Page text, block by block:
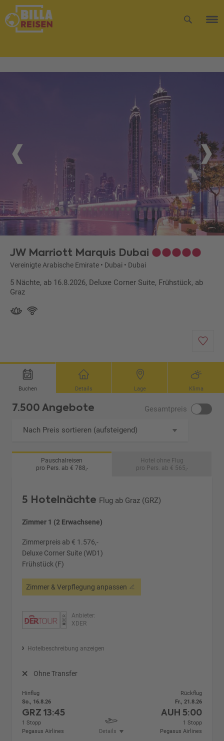
JW Marriott Marquis Dubai
Vereinigte Arabische Emirate • Dubai • Dubai
5 Nächte, ab 16.8.2026, Deluxe Corner Suite, Frühstück, ab
Graz
Buchen Details Lage Klima
7.500 Angebote Gesamtpreis
Nach Preis sortieren (aufsteigend)
Pauschalreisen
pro Pers. ab € 788,-
Hotel ohne Flug
pro Pers. ab € 565,-
5 Hotelnächte Flug ab Graz (GRZ)
Zimmer 1 (2 Erwachsene)
Zimmerpreis ab € 1.576,-
Deluxe Corner Suite (WD1)
Frühstück (F)
Zimmer & Verpflegung anpassen
Anbieter:
XDER
Hotelbeschreibung anzeigen
Ohne Transfer
Hinflug
So., 16.8.26
GRZ13:45
1 Stopp
Pegasus Airlines
Details
Rückflug
Fr., 21.8.26
AUH 5:00
1 Stopp
Pegasus Airlines